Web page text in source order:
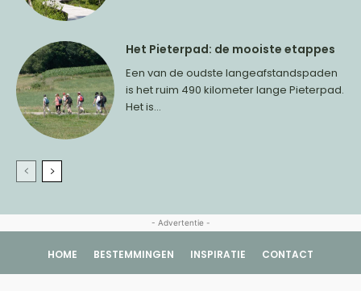
Het Pieterpad: de mooiste etappes
Een van de oudste langeafstandspaden
is het ruim 490 kilometer lange Pieterpad.
Het is...
- Advertentie -
HOME BESTEMMINGEN INSPIRATIE CONTACT